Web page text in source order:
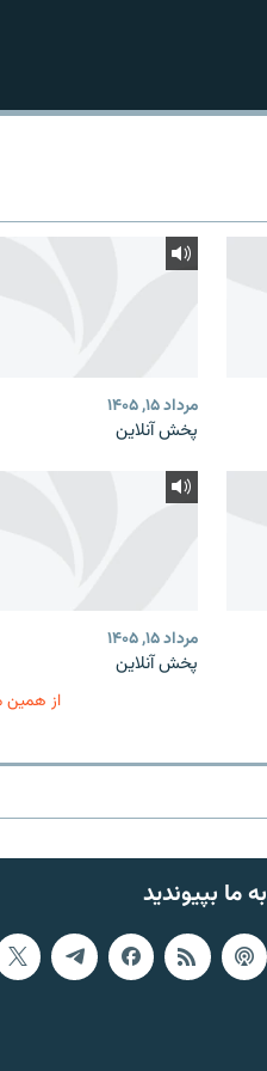
مرداد ۱۵, ۱۴۰۵
پخش آنلاین
مرداد ۱۵, ۱۴۰۵
پخش آنلاین
از همین
به ما بپیوندید